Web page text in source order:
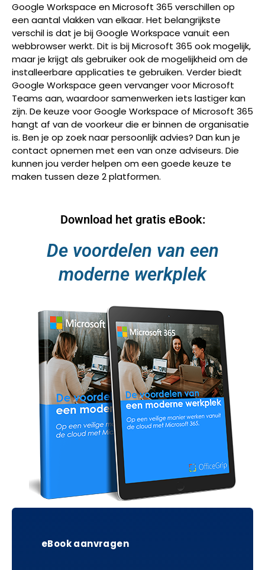
Google Workspace en Microsoft 365 verschillen op
een aantal vlakken van elkaar. Het belangrijkste
verschil is dat je bij Google Workspace vanuit een
webbrowser werkt. Dit is bij Microsoft 365 ook mogelijk,
maar je krijgt als gebruiker ook de mogelijkheid om de
installeerbare applicaties te gebruiken. Verder biedt
Google Workspace geen vervanger voor Microsoft
Teams aan, waardoor samenwerken iets lastiger kan
zijn. De keuze voor Google Workspace of Microsoft 365
hangt af van de voorkeur die er binnen de organisatie
is. Ben je op zoek naar persoonlijk advies? Dan kun je
contact opnemen met een van onze adviseurs. Die
kunnen jou verder helpen om een goede keuze te
maken tussen deze 2 platformen.
Download het gratis eBook:
De voordelen van een
moderne werkplek
eBook aanvragen